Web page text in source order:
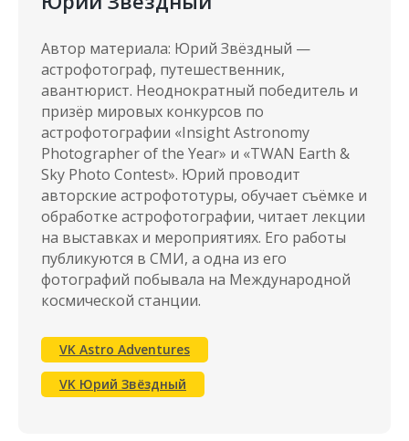
Автор материала: Юрий Звёздный —
астрофотограф, путешественник,
авантюрист. Неоднократный победитель и
призёр мировых конкурсов по
астрофотографии «Insight Astronomy
Photographer of the Year» и «TWAN Earth &
Sky Photo Contest». Юрий проводит
авторские астрофототуры, обучает съёмке и
обработке астрофотографии, читает лекции
на выставках и мероприятиях. Его работы
публикуются в СМИ, а одна из его
фотографий побывала на Международной
космической станции.
VK Astro Adventures
VK Юрий Звёздный
Nature Photo Talks
Наши
мероприятия